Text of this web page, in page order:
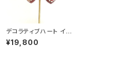
デコラティブハート イヤ
リング・ピアス
¥19,800